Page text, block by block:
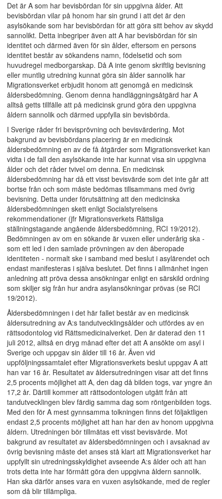
Det är A som har bevisbördan för sin uppgivna ålder. Att
bevisbördan vilar på honom har sin grund i att det är den
asylsökande som har bevisbördan för att göra sitt behov av skydd
sannolikt. Detta inbegriper även att A har bevisbördan för sin
identitet och därmed även för sin ålder, eftersom en persons
identitet består av sökandens namn, födelsetid och som
huvudregel medborgarskap. Då A inte genom skriftlig bevisning
eller muntlig utredning kunnat göra sin ålder sannolik har
Migrationsverket erbjudit honom att genomgå en medicinsk
åldersbedömning. Genom denna handläggningsåtgärd har A
alltså getts tillfälle att på medicinsk grund göra den uppgivna
åldern sannolik och därmed uppfylla sin bevisbörda.
I Sverige råder fri bevisprövning och bevisvärdering. Mot
bakgrund av bevisbördans placering är en medicinsk
åldersbedömning en av de få åtgärder som Migrationsverket kan
vidta i de fall den asylsökande inte har kunnat visa sin uppgivna
ålder och det råder tvivel om denna. En medicinsk
åldersbedömning har då ett visst bevisvärde som det inte går att
bortse från och som måste bedömas tillsammans med övrig
bevisning. Detta under förutsättning att den medicinska
åldersbedömningen skett enligt Socialstyrelsens
rekommendationer (jfr Migrationsverkets Rättsliga
ställningstagande angående åldersbedömning, RCI 19/2012).
Bedömningen av om en sökande är vuxen eller underårig ska -
som ett led i den samlade prövningen av den åberopade
identiteten - normalt ske i samband med beslut i asylärendet och
endast manifesteras i själva beslutet. Det finns i allmänhet ingen
anledning att pröva dessa ansökningar enligt en särskild ordning
som skiljer sig från hur andra asylansökningar prövas (se RCI
19/2012).
Åldersbedömningen i det här fallet består av en medicinsk
åldersutredning av A:s tandutvecklingsålder och utfördes av en
rättsodontolog vid Rättsmedicinalverket. Den är daterad den 11
juli 2012, alltså en dryg månad efter det att A ansökte om asyl i
Sverige och uppgav sin ålder till 16 år. Även vid
uppföljningssamtalet efter Migrationsverkets beslut uppgav A att
han var 16 år. Resultatet av åldersutredningen visar att det finns
2,5 procents möjlighet att A, den dag då bilden togs, var yngre än
17,2 år. Därtill kommer att rättsodontologen utgått från att
tandutvecklingen blev färdig samma dag som röntgenbilden togs.
Med den för A mest gynnsamma tolkningen finns det följaktligen
endast 2,5 procents möjlighet att han har den av honom uppgivna
åldern. Utredningen bör tillmätas ett visst bevisvärde. Mot
bakgrund av resultatet av åldersbedömningen och i avsaknad av
övrig bevisning måste det anses stå klart att Migrationsverket har
uppfyllt sin utredningsskyldighet avseende A:s ålder och att han
trots detta inte har förmått göra den uppgivna åldern sannolik.
Han ska därför anses vara en vuxen asylsökande, med de regler
som då blir tillämpliga.